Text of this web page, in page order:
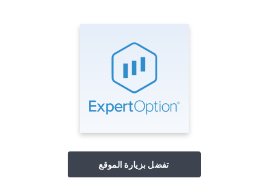
تفضل بزيارة الموقع